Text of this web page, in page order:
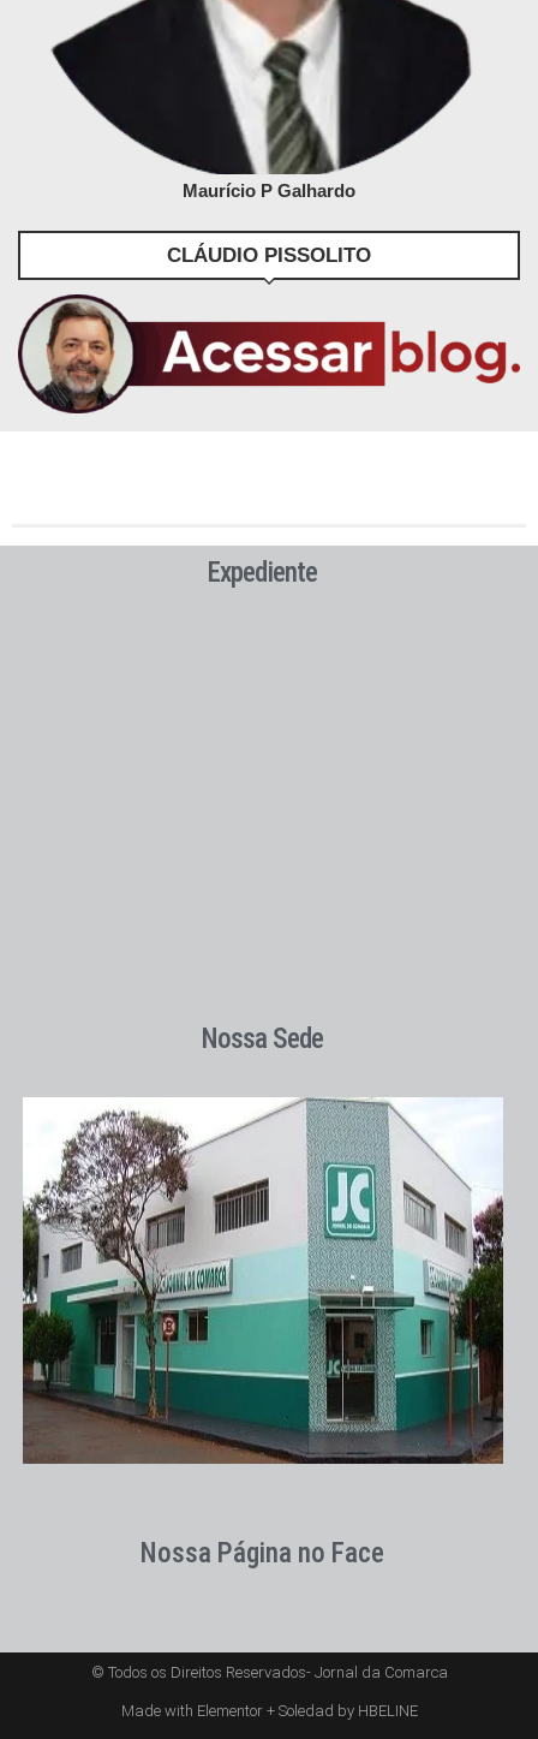
Maurício P Galhardo
CLÁUDIO PISSOLITO
Expediente
Nossa Sede
Nossa Página no Face
© Todos os Direitos Reservados- Jornal da Comarca
Made with Elementor + Soledad by HBELINE